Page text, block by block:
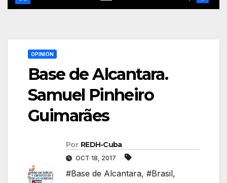
OPINIÓN
Base de Alcantara.
Samuel Pinheiro
Guimarães
Por REDH-Cuba
OCT 18, 2017
#Base de Alcantara, #Brasil,